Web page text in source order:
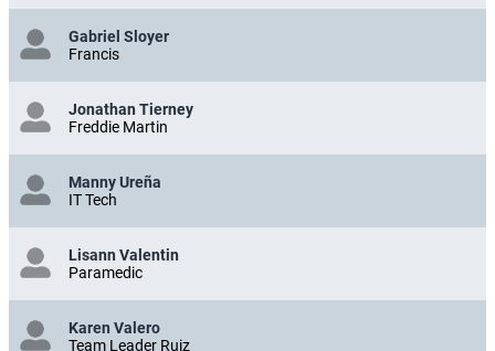
Gabriel Sloyer
Francis
Jonathan Tierney
Freddie Martin
Manny Ureña
IT Tech
Lisann Valentin
Paramedic
Karen Valero
Team Leader Ruiz